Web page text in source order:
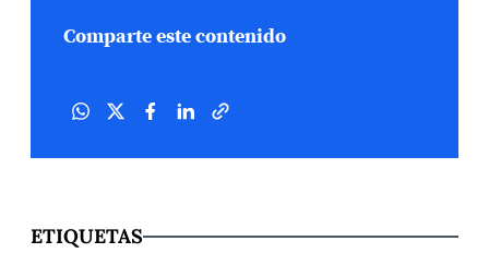
Comparte este contenido
ETIQUETAS